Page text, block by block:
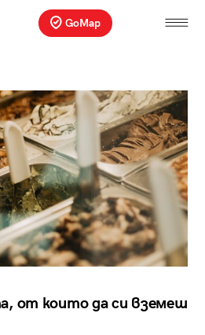
GoMap
от които да си вземеш